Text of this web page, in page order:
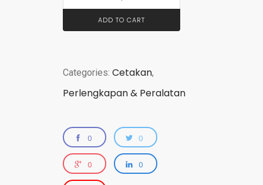
ADD TO CART
Categories: Cetakan,
Perlengkapan & Peralatan
0 0
0 0